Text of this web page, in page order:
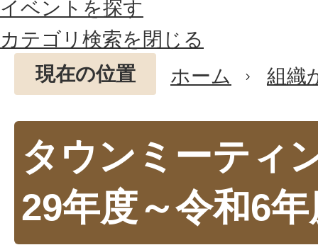
イベントを探す
カテゴリ検索を閉じる
現在の位置
ホーム 組織
タウンミーティ
29年度～令和6